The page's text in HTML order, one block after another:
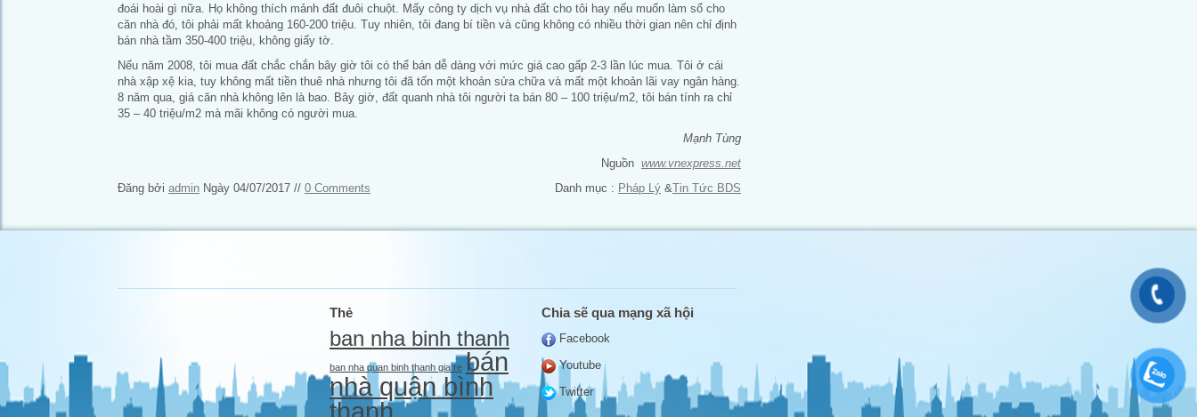
đoái hoài gì nữa. Họ không thích mảnh đất đuôi chuột. Mấy công ty dịch vụ nhà đất cho tôi hay nếu muốn làm sổ cho
căn nhà đó, tôi phải mất khoảng 160-200 triệu. Tuy nhiên, tôi đang bí tiền và cũng không có nhiều thời gian nên chỉ định
bán nhà tầm 350-400 triệu, không giấy tờ.
Nếu năm 2008, tôi mua đất chắc chắn bây giờ tôi có thể bán dễ dàng với mức giá cao gấp 2-3 lần lúc mua. Tôi ở cái
nhà xập xệ kia, tuy không mất tiền thuê nhà nhưng tôi đã tốn một khoản sửa chữa và mất một khoản lãi vay ngân hàng.
8 năm qua, giá căn nhà không lên là bao. Bây giờ, đất quanh nhà tôi người ta bán 80 – 100 triệu/m2, tôi bán tính ra chỉ
35 – 40 triệu/m2 mà mãi không có người mua.
Mạnh Tùng
Nguồn www.vnexpress.net
Đăng bởi admin Ngày 04/07/2017 // 0 Comments Danh mục : Pháp Lý &Tin Tức BDS
Thẻ
ban nha binh thanh
ban nha quan binh thanh gia re bán
nhà quận bình
Chia sẽ qua mạng xã hội
Facebook
Youtube
Twitter